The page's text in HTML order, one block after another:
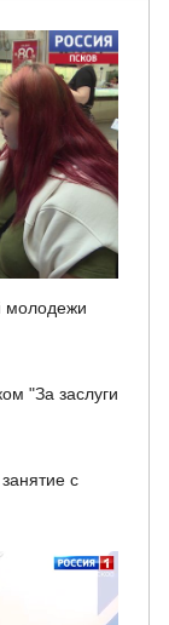
молодежи
"За заслуги
с